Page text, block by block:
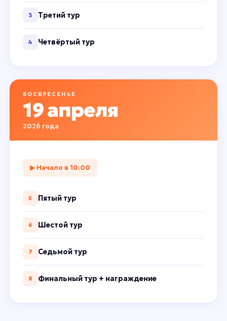
3 Третий тур
4 Четвёртый тур
ВОСКРЕСЕНЬЕ
19 апреля
2026 года
▶ Начало в 10:00
5 Пятый тур
6 Шестой тур
7 Седьмой тур
8 Финальный тур + награждение